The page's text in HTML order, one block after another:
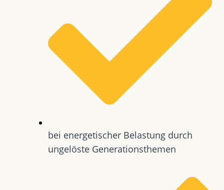
bei energetischer Belastung durch
ungelöste Generationsthemen